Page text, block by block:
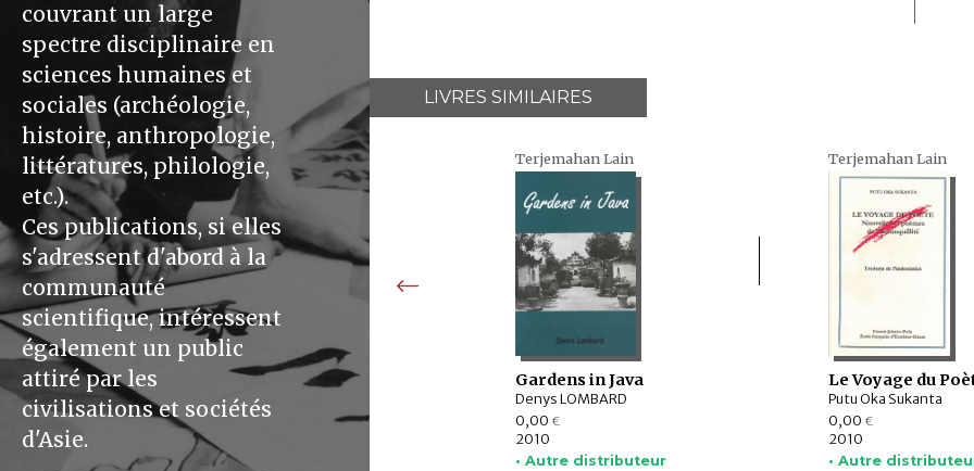
couvrant un large
spectre disciplinaire en
sciences humaines et
sociales (archéologie,
histoire, anthropologie,
littératures, philologie,
etc.).
Ces publications, si elles
s'adressent d'abord à la
communauté
scientifique, intéressent
également un public
attiré par les
civilisations et sociétés
d'Asie.
LIVRES SIMILAIRES
Terjemahan Lain
Gardens in Java
Denys LOMBARD
0,00 €
2010
• Autre distributeur
Terjemahan Lain
Le Voyage du
Putu Oka Sukanta
0,00 €
2010
• Autre